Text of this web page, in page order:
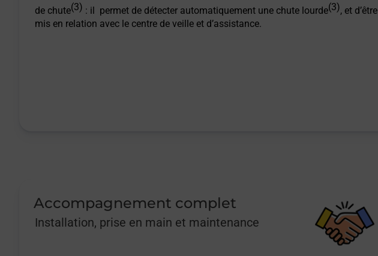
de chute(3) : il permet de détecter automatiquement une chute lourde(3), et d’être
mis en relation avec le centre de veille et d’assistance.
Accompagnement complet
Installation, prise en main et maintenance